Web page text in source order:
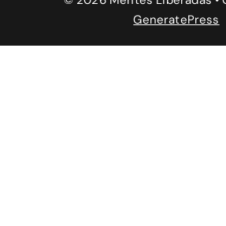
GeneratePress